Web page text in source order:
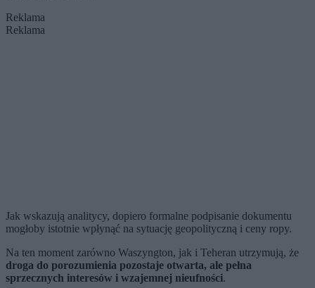
Reklama
Reklama
Jak wskazują analitycy, dopiero formalne podpisanie dokumentu
mogłoby istotnie wpłynąć na sytuację geopolityczną i ceny ropy.
Na ten moment zarówno Waszyngton, jak i Teheran utrzymują, że
droga do porozumienia pozostaje otwarta, ale pełna
sprzecznych interesów i wzajemnej nieufności.